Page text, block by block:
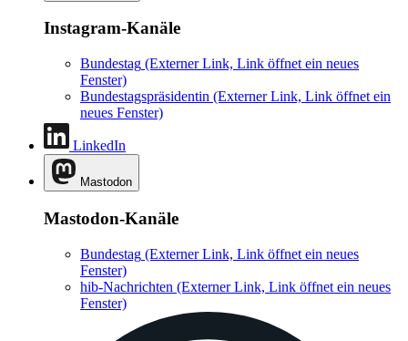
Instagram-Kanäle
Bundestag (Externer Link, Link öffnet ein neues
Fenster)
Bundestagspräsidentin (Externer Link, Link öffnet ein
neues Fenster)
LinkedIn
Mastodon
Mastodon-Kanäle
Bundestag (Externer Link, Link öffnet ein neues
Fenster)
hib-Nachrichten (Externer Link, Link öffnet ein neues
Fenster)